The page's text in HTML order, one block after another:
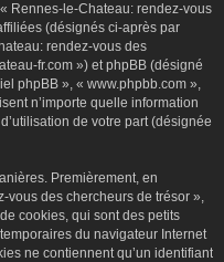
Rennes-le-Chateau: rendez-vous
(désignés ci-après par
rendez-vous des
fr.com ») et phpBB (désigné
phpBB », « www.phpbb.com »,
n’importe quelle information
de votre part (désignée
Premièrement, en
vous des chercheurs de trésor »,
cookies, qui sont des petits
du navigateur Internet
ne contiennent qu’un identifiant